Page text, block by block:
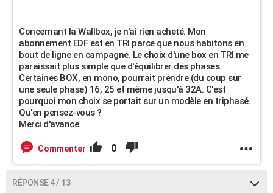
Concernant la Wallbox, je n'ai rien acheté. Mon
abonnement EDF est en TRI parce que nous habitons en
bout de ligne en campagne. Le choix d'une box en TRI me
paraissait plus simple que d'équilibrer des phases.
Certaines BOX, en mono, pourrait prendre (du coup sur
une seule phase) 16, 25 et même jusqu'à 32A. C'est
pourquoi mon choix se portait sur un modèle en triphasé.
Qu'en pensez-vous ?
Merci d'avance.
Commenter 0
RÉPONSE 4 / 13